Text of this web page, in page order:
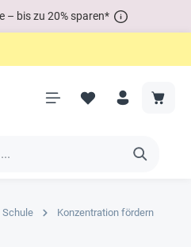
– bis zu 20% sparen*
Schule Konzentration fördern